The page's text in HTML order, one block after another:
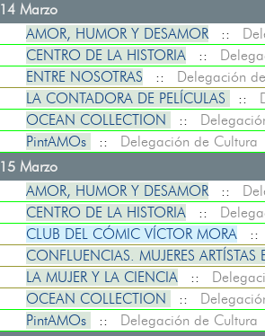
14 Marzo
AMOR, HUMOR Y DESAMOR::
CENTRO DE LA HISTORIA::
ENTRE NOSOTRAS :: Delegación
LA CONTADORA DE PELÍCULAS
::
OCEAN COLLECTION
::
PintAMOs
:: Delegación de Cultura
15 Marzo
AMOR, HUMOR Y DESAMOR::
CENTRO DE LA HISTORIA::
CLUB DEL CÓMIC VÍCTOR MORA::
CONFLUENCIAS. MUJERES ARTÍSTAS
LA MUJER Y LA CIENCIA::
OCEAN COLLECTION
::
PintAMOs
:: Delegación de Cultura